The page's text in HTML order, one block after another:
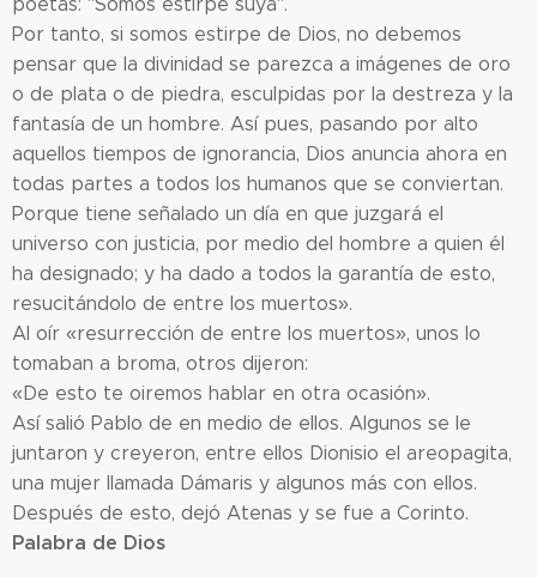
poetas: "Somos estirpe suya".
Por tanto, si somos estirpe de Dios, no debemos
pensar que la divinidad se parezca a imágenes de oro
o de plata o de piedra, esculpidas por la destreza y la
fantasía de un hombre. Así pues, pasando por alto
aquellos tiempos de ignorancia, Dios anuncia ahora en
todas partes a todos los humanos que se conviertan.
Porque tiene señalado un día en que juzgará el
universo con justicia, por medio del hombre a quien él
ha designado; y ha dado a todos la garantía de esto,
resucitándolo de entre los muertos».
Al oír «resurrección de entre los muertos», unos lo
tomaban a broma, otros dijeron:
«De esto te oiremos hablar en otra ocasión».
Así salió Pablo de en medio de ellos. Algunos se le
juntaron y creyeron, entre ellos Dionisio el areopagita,
una mujer llamada Dámaris y algunos más con ellos.
Después de esto, dejó Atenas y se fue a Corinto.
Palabra de Dios